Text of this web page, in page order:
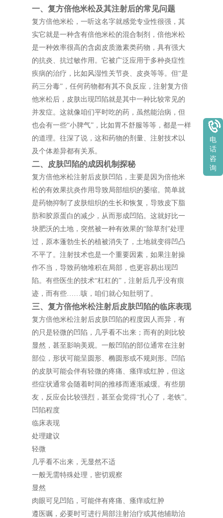
一、复方倍他米松及其注射后的常见问题
复方倍他米松，一听这名字就感觉专业性很强，其
实它就是一种含有倍他米松的混合制剂，倍他米松
是一种效率很高的含卤皮质激素类药物，具有强大
的抗炎、抗过敏作用。它被广泛应用于多种炎症性
疾病的治疗，比如风湿性关节炎、皮炎等等。但“是
药三分毒”，任何药物都有其不良反应，注射复方倍
他米松后，皮肤出现凹陷就是其中一种比较常见的
并发症。这就像咱们平时吃的药，虽然能治病，但
也会有一些“小脾气”，比如胃不舒服等等，都是一样
的道理。往深了说，这和药物的剂量、注射技术以
及个体差异都有关系。
二、皮肤凹陷的成因机制探秘
复方倍他米松注射后皮肤凹陷，主要是因为倍他米
松的有效果抗炎作用导致局部组织的萎缩。简单就
是药物抑制了皮肤组织的生长和恢复，导致皮下脂
肪和胶原蛋白的减少，从而形成凹陷。这就好比一
块肥沃的土地，突然被一种有效果的“除草剂”处理
过，原本蓬勃生长的植被消失了，土地就变得凹凸
不平了。注射技术也是一个重要因素，如果注射操
作不当，导致药物堆积在局部，也更容易出现凹
陷。有些医生的技术“杠杠的”，注射后几乎没有痕
迹，而有些……咳，咱们就心知肚明了。
三、复方倍他米松注射后皮肤凹陷的临床表现
复方倍他米松注射后皮肤凹陷的程度因人而异，有
的只是轻微的凹陷，几乎看不出来；而有的则比较
显然，甚至影响美观。一般凹陷的部位通常在注射
部位，形状可能呈圆形、椭圆形或不规则形。凹陷
的皮肤可能会伴有轻微的疼痛、瘙痒或红肿，但这
些症状通常会随着时间的推移而逐渐减缓。有些朋
友，反应会比较强烈，甚至会觉得“扎心了，老铁”。
凹陷程度
临床表现
处理建议
轻微
几乎看不出来，无显然不适
一般无需特殊处理，密切观察
显然
肉眼可见凹陷，可能伴有疼痛、瘙痒或红肿
遵医嘱，必要时可进行局部注射治疗或其他辅助治
电
话
咨
询